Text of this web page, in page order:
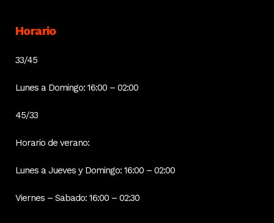
Horario
33/45
Lunes a Domingo: 16:00 – 02:00
45/33
Horario de verano:
Lunes a Jueves y Domingo: 16:00 – 02:00
Viernes – Sabado: 16:00 – 02:30